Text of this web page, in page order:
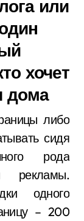
или
хочет
дома
либо
сидя
рода
рекламы.
одного
– 200